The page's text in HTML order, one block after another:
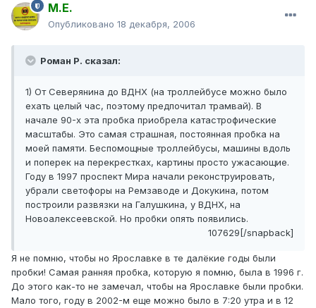
М.Е.
Опубликовано 18 декабря, 2006
Роман Р. сказал:
1) От Северянина до ВДНХ (на троллейбусе можно было
ехать целый час, поэтому предпочитал трамвай). В
начале 90-х эта пробка приобрела катастрофические
масштабы. Это самая страшная, постоянная пробка на
моей памяти. Беспомощные троллейбусы, машины вдоль
и поперек на перекрестках, картины просто ужасающие.
Году в 1997 проспект Мира начали реконструировать,
убрали светофоры на Ремзаводе и Докукина, потом
построили развязки на Галушкина, у ВДНХ, на
Новоалексеевской. Но пробки опять появились.
107629[/snapback]
Я не помню, чтобы но Ярославке в те далёкие годы были
пробки! Самая ранняя пробка, которую я помню, была в 1996 г.
До этого как-то не замечал, чтобы на Ярославке были пробки.
Мало того, году в 2002-м еще можно было в 7:20 утра и в 12